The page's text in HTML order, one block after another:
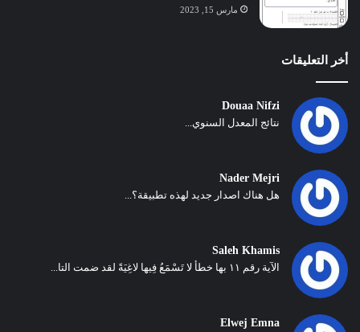
مارس 15, 2023
أخر التعليقات
Douaa Nifzi
نتائج المعدل السنوي...
Nader Mejri
هل هناك اصدار جديد لهذه تطبيقة؟...
Saleh Khamis
الآية رقم ١١ بها خطأ لا تَسْمَعُ فِيها لاغِيَةً لقد ضمت التا...
Elwej Emna